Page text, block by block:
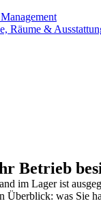
Räume &
Betrieb
im Lager ist
was Sie